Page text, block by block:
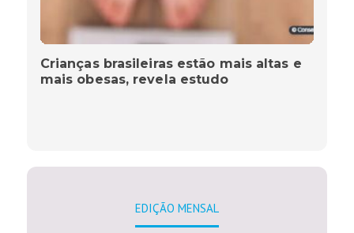
Crianças brasileiras estão mais altas e
mais obesas, revela estudo
EDIÇÃO MENSAL